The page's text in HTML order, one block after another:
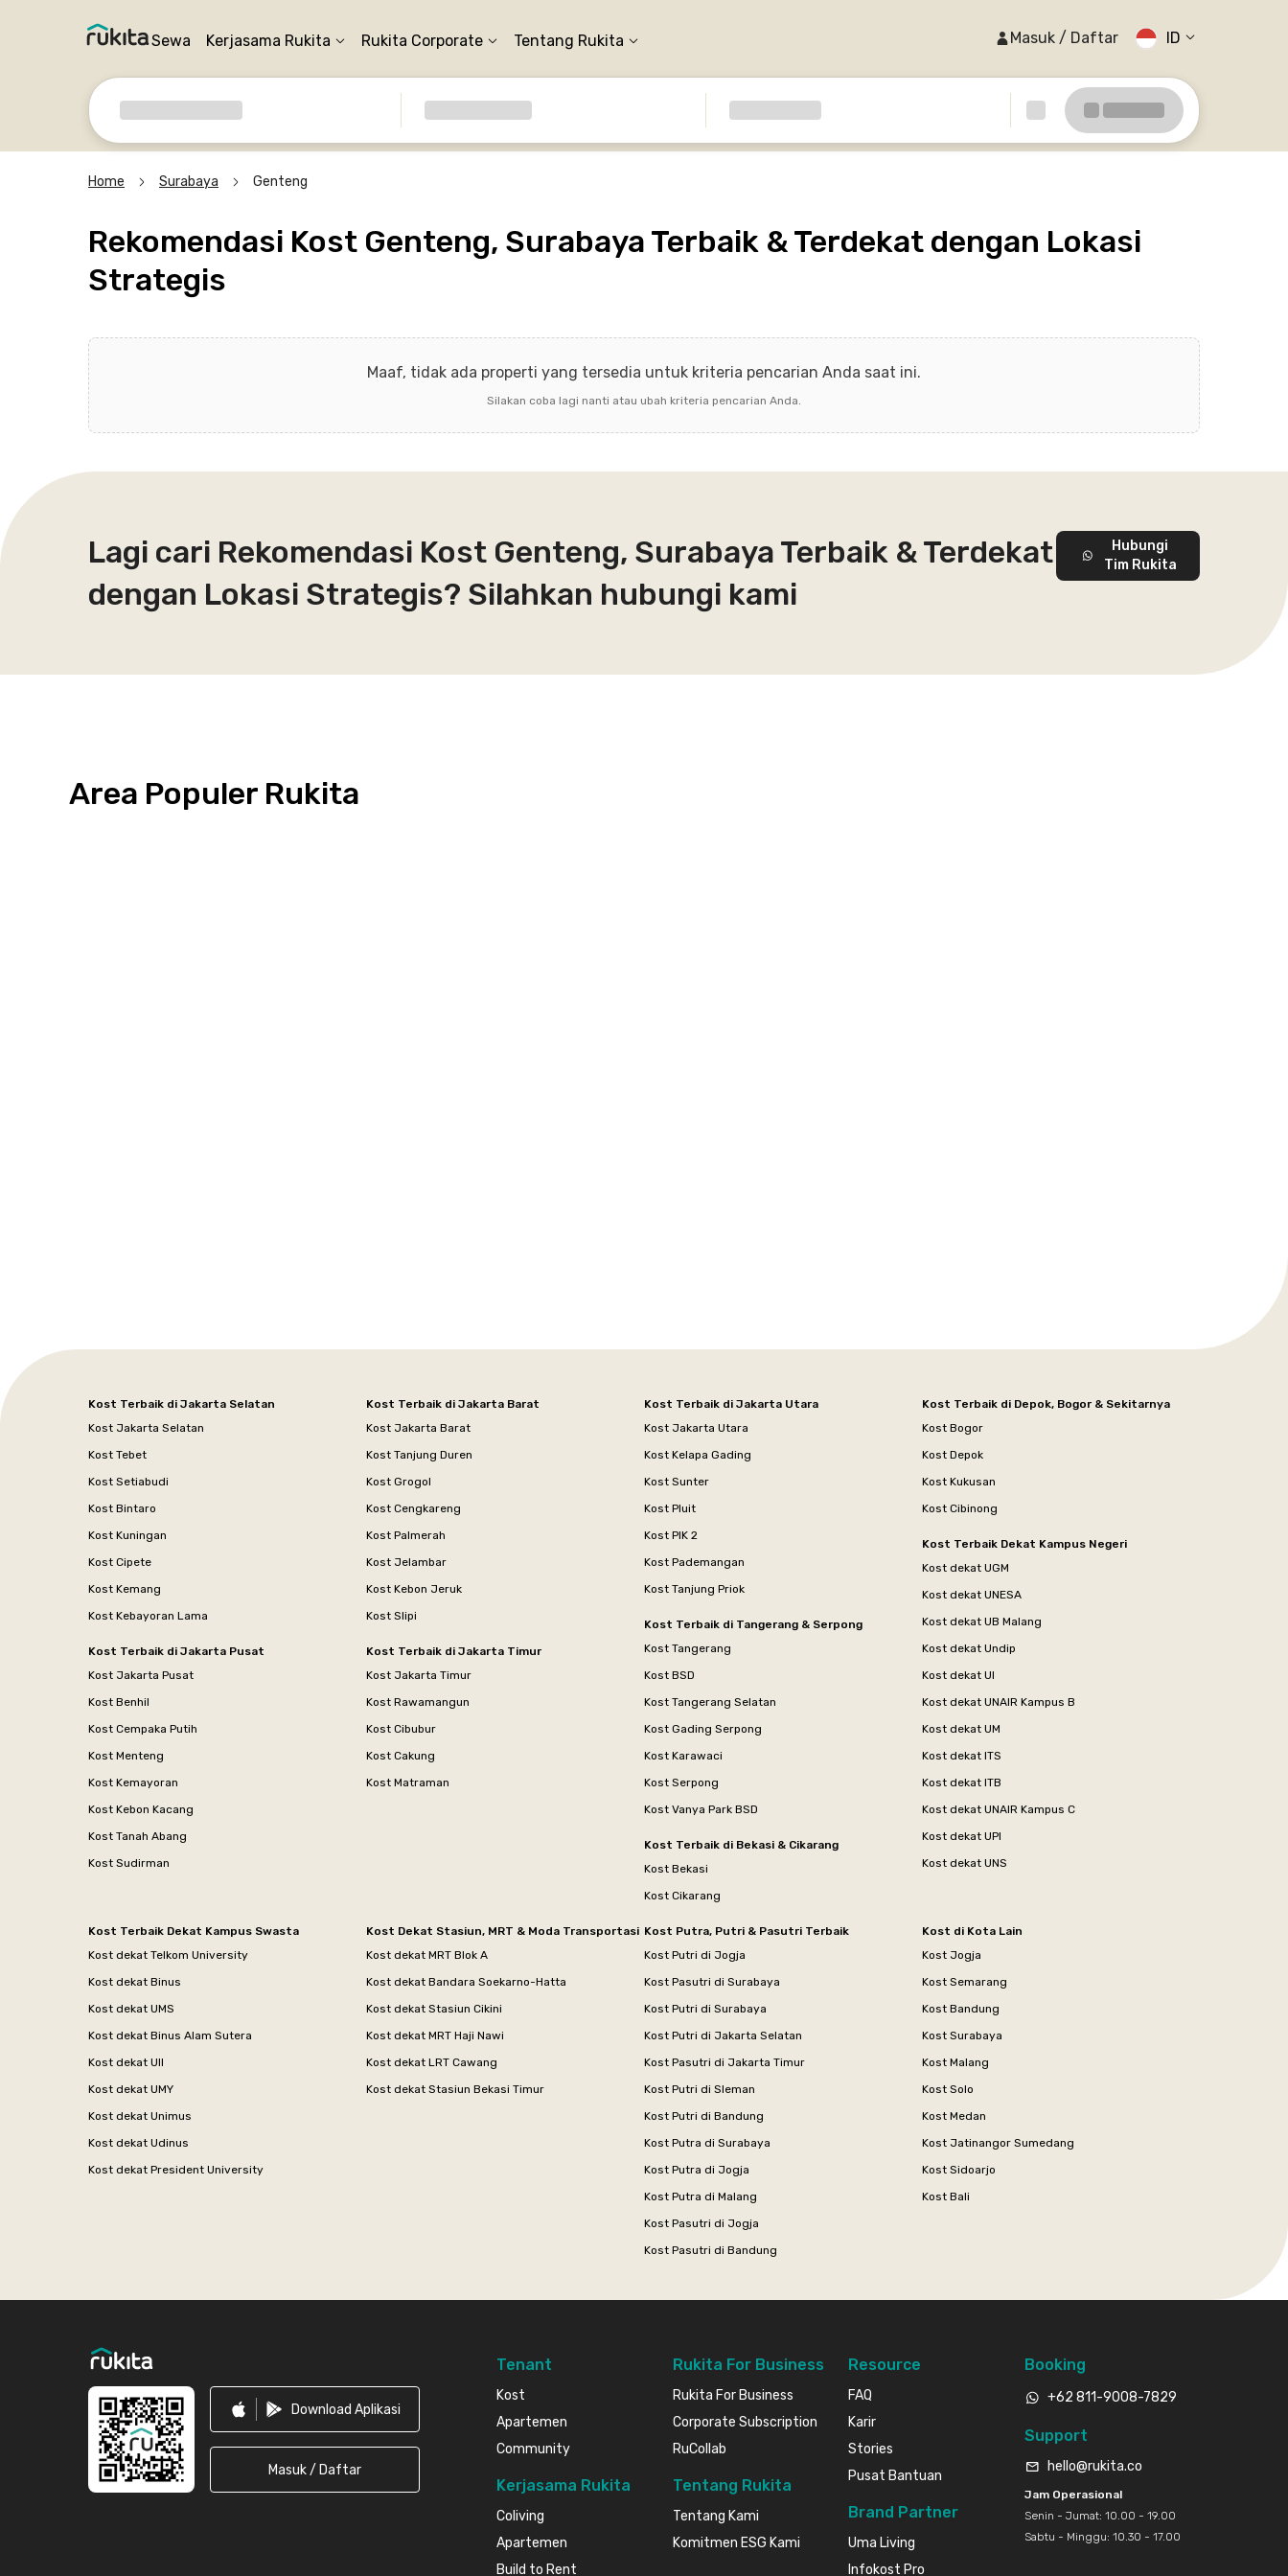
Sewa Kerjasama Rukita Rukita Corporate Tentang Rukita Masuk / Daftar ID
Home Surabaya Genteng
Rekomendasi Kost Genteng, Surabaya Terbaik & Terdekat dengan Lokasi
Strategis
Maaf, tidak ada properti yang tersedia untuk kriteria pencarian Anda saat ini.
Silakan coba lagi nanti atau ubah kriteria pencarian Anda.
Lagi cari Rekomendasi Kost Genteng, Surabaya Terbaik & Terdekat
dengan Lokasi Strategis? Silahkan hubungi kami
Hubungi
Tim Rukita
Area Populer Rukita
Kost Terbaik di Jakarta Selatan
Kost Jakarta Selatan
Kost Tebet
Kost Setiabudi
Kost Bintaro
Kost Kuningan
Kost Cipete
Kost Kemang
Kost Kebayoran Lama
Kost Terbaik di Jakarta Pusat
Kost Jakarta Pusat
Kost Benhil
Kost Cempaka Putih
Kost Menteng
Kost Kemayoran
Kost Kebon Kacang
Kost Tanah Abang
Kost Sudirman
Kost Terbaik di Jakarta Barat
Kost Jakarta Barat
Kost Tanjung Duren
Kost Grogol
Kost Cengkareng
Kost Palmerah
Kost Jelambar
Kost Kebon Jeruk
Kost Slipi
Kost Terbaik di Jakarta Timur
Kost Jakarta Timur
Kost Rawamangun
Kost Cibubur
Kost Cakung
Kost Matraman
Kost Terbaik di Jakarta Utara
Kost Jakarta Utara
Kost Kelapa Gading
Kost Sunter
Kost Pluit
Kost PIK 2
Kost Pademangan
Kost Tanjung Priok
Kost Terbaik di Tangerang & Serpong
Kost Tangerang
Kost BSD
Kost Tangerang Selatan
Kost Gading Serpong
Kost Karawaci
Kost Serpong
Kost Vanya Park BSD
Kost Terbaik di Bekasi & Cikarang
Kost Bekasi
Kost Cikarang
Kost Terbaik di Depok, Bogor & Sekitarnya
Kost Bogor
Kost Depok
Kost Kukusan
Kost Cibinong
Kost Terbaik Dekat Kampus Negeri
Kost dekat UGM
Kost dekat UNESA
Kost dekat UB Malang
Kost dekat Undip
Kost dekat UI
Kost dekat UNAIR Kampus B
Kost dekat UM
Kost dekat ITS
Kost dekat ITB
Kost dekat UNAIR Kampus C
Kost dekat UPI
Kost dekat UNS
Kost Terbaik Dekat Kampus Swasta
Kost dekat Telkom University
Kost dekat Binus
Kost dekat UMS
Kost dekat Binus Alam Sutera
Kost dekat UII
Kost dekat UMY
Kost dekat Unimus
Kost dekat Udinus
Kost dekat President University
Kost Dekat Stasiun, MRT & Moda Transportasi
Kost dekat MRT Blok A
Kost dekat Bandara Soekarno-Hatta
Kost dekat Stasiun Cikini
Kost dekat MRT Haji Nawi
Kost dekat LRT Cawang
Kost dekat Stasiun Bekasi Timur
Kost Putra, Putri & Pasutri Terbaik
Kost Putri di Jogja
Kost Pasutri di Surabaya
Kost Putri di Surabaya
Kost Putri di Jakarta Selatan
Kost Pasutri di Jakarta Timur
Kost Putri di Sleman
Kost Putri di Bandung
Kost Putra di Surabaya
Kost Putra di Jogja
Kost Putra di Malang
Kost Pasutri di Jogja
Kost Pasutri di Bandung
Kost di Kota Lain
Kost Jogja
Kost Semarang
Kost Bandung
Kost Surabaya
Kost Malang
Kost Solo
Kost Medan
Kost Jatinangor Sumedang
Kost Sidoarjo
Kost Bali
Download Aplikasi
Masuk / Daftar
Tenant
Kost
Apartemen
Community
Kerjasama Rukita
Coliving
Apartemen
Build to Rent
Rukita For Business
Rukita For Business
Corporate Subscription
RuCollab
Tentang Rukita
Tentang Kami
Komitmen ESG Kami
Resource
FAQ
Karir
Stories
Pusat Bantuan
Brand Partner
Uma Living
Infokost Pro
Booking
+62 811-9008-7829
Support
hello@rukita.co
Jam Operasional
Senin - Jumat: 10.00 - 19.00
Sabtu - Minggu: 10.30 - 17.00